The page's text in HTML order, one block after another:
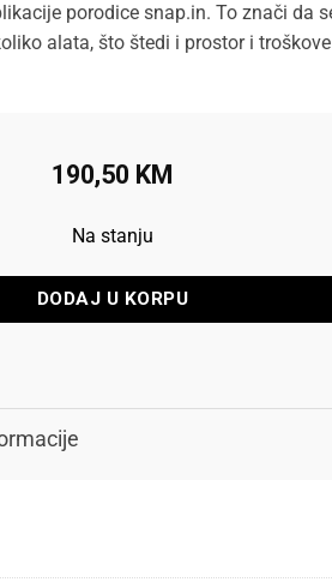
porodice snap.in. To znači da
alata, što štedi i prostor i
190,50 KM
Na stanju
DODAJ U KORPU